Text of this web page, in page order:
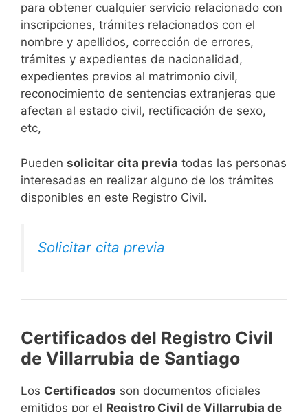
para obtener cualquier servicio relacionado con
inscripciones, trámites relacionados con el
nombre y apellidos, corrección de errores,
trámites y expedientes de nacionalidad,
expedientes previos al matrimonio civil,
reconocimiento de sentencias extranjeras que
afectan al estado civil, rectificación de sexo,
etc,
​Pueden solicitar cita previa todas las personas
interesadas en realizar alguno de los trámites
disponibles en este Registro Civil.​
Solicitar cita previa
Certificados del Registro Civil
de Villarrubia de Santiago
Los Certificados son documentos oficiales
emitidos por el Registro Civil de Villarrubia de